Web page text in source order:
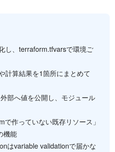
し、terraform.tfvarsで環境ご
計算結果を1箇所にまとめて
部へ値を公開し、モジュール
で作っていない既存リソース」
機能
はvariable validationで届かな